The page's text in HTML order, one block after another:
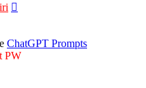
ChatGPT Prompts
PW